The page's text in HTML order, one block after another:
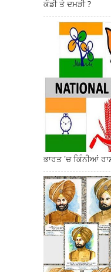
ਕੌਡੀ ਤੇ ਦਮੜੀ ?
ਭਾਰਤ 'ਚ ਕਿੰਨੀਆਂ